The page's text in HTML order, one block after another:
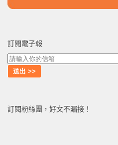
訂閱電子報
訂閱粉絲團，好文不漏接！